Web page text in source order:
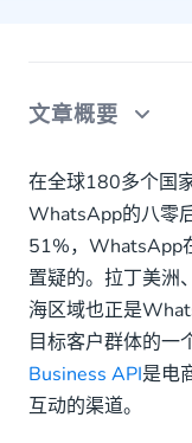
文章概要
通过WhatsApp
在WhatsApp对
多渠道增加
通过模板消息主
在全球180多个国
WhatsApp的八零
51%，WhatsApp
置疑的。拉丁美洲
海区域也正是
目标客户群体的一
Business API是电
互动的渠道。